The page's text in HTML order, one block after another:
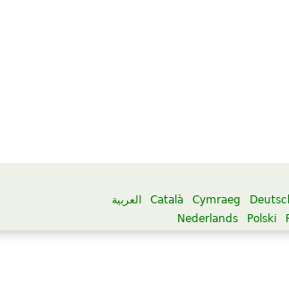
العربية Català Cymraeg
Nederlands
Polski